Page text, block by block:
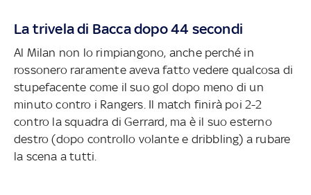
La trivela di Bacca dopo 44 secondi
Al Milan non lo rimpiangono, anche perché in
rossonero raramente aveva fatto vedere qualcosa di
stupefacente come il suo gol dopo meno di un
minuto contro i Rangers. Il match finirà poi 2-2
contro la squadra di Gerrard, ma è il suo esterno
destro (dopo controllo volante e dribbling) a rubare
la scena a tutti.